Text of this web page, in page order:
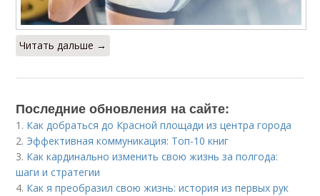
Читать дальше →
Последние обновления на сайте:
1. Как добраться до Красной площади из центра города
2. Эффективная коммуникация: Топ-10 книг
3. Как кардинально изменить свою жизнь за полгода:
шаги и стратегии
4. Как я преобразил свою жизнь: история из первых рук